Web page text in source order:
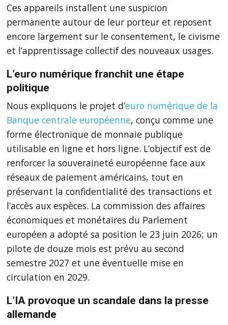
Ces appareils installent une suspicion
permanente autour de leur porteur et reposent
encore largement sur le consentement, le civisme
et l’apprentissage collectif des nouveaux usages.
L’euro numérique franchit une étape
politique
Nous expliquons le projet d’euro numérique de la
Banque centrale européenne, conçu comme une
forme électronique de monnaie publique
utilisable en ligne et hors ligne. L’objectif est de
renforcer la souveraineté européenne face aux
réseaux de paiement américains, tout en
préservant la confidentialité des transactions et
l’accès aux espèces. La commission des affaires
économiques et monétaires du Parlement
européen a adopté sa position le 23 juin 2026; un
pilote de douze mois est prévu au second
semestre 2027 et une éventuelle mise en
circulation en 2029.
L’IA provoque un scandale dans la presse
allemande